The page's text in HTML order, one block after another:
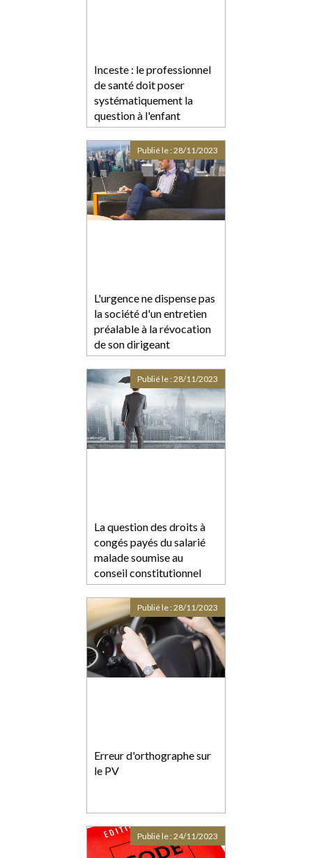
Inceste : le professionnel
de santé doit poser
systématiquement la
question à l'enfant
L'urgence ne dispense pas
la société d'un entretien
préalable à la révocation
de son dirigeant
Publié le :28/11/2023
La question des droits à
congés payés du salarié
malade soumise au
conseil constitutionnel
Publié le :28/11/2023
Erreur d'orthographe sur
le PV
Publié le :28/11/2023
Publié le :24/11/2023